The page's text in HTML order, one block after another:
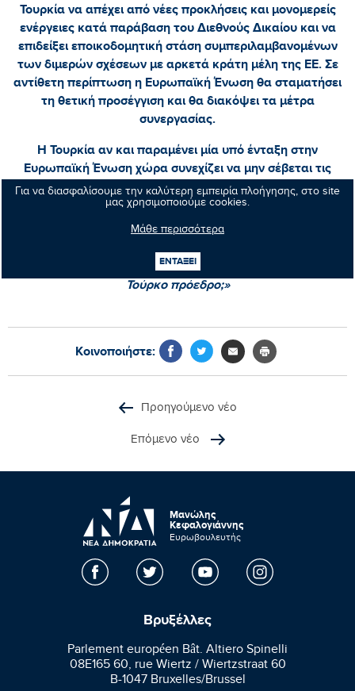
Για να διασφαλίσουμε την καλύτερη εμπειρία πλοήγησης, στο site
μας χρησιμοποιούμε cookies.
Μάθε περισσότερα
ΕΝΤΑΞΕΙ
Τουρκία να απέχει από νέες προκλήσεις και μονομερείς
ενέργειες κατά παράβαση του Διεθνούς Δικαίου και να
επιδείξει εποικοδομητική στάση συμπεριλαμβανομένων
των διμερών σχέσεων με αρκετά κράτη μέλη της ΕΕ. Σε
αντίθετη περίπτωση η Ευρωπαϊκή Ένωση θα σταματήσει
τη θετική προσέγγιση και θα διακόψει τα μέτρα
συνεργασίας.
Η Τουρκία αν και παραμένει μία υπό ένταξη στην
Ευρωπαϊκή Ένωση χώρα συνεχίζει να μην σέβεται τις
Αρχές και τις Αξίες της Ευρώπης.
των προέδρων του Συμβουλίου και της Επιτροπής με τον
Τούρκο πρόεδρο;»
Κοινοποιήστε:
Προηγούμενο νέο
Επόμενο νέο
Μανώλης
Κεφαλογιάννης
Ευρωβουλευτής
Βρυξέλλες
Parlement européen Bât. Altiero Spinelli
08E165 60, rue Wiertz / Wiertzstraat 60
B-1047 Bruxelles/Brussel